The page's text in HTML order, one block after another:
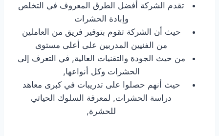
تقدم الشركة أفضل الطرق المعروف في التخلص
وإبادة الحشرات
حيث أن الشركة تقوم بتوفير فريق من العاملين
من الفنيين المدربين على أعلى مستوى
من حيث الجودة والتقنيات العالية, في التعرف إلى
الحشرات وكل أنواعها,
حيث أنهم حصلوا على تدريبات في كبرى معاهد
دراسة الحشرات, لمعرفة السلوك الحياتي
للحشرة,